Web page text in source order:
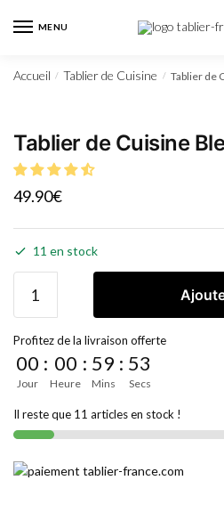
MENU
Accueil / Tablier de Cuisine / Tablier de
Tablier de Cuisine
49.90€
11 en stock
Profitez de la livraison offerte
00
Jour
: 00
Heure
: 59
Mins
: 52
Secs
Il reste que 11 articles en stock !